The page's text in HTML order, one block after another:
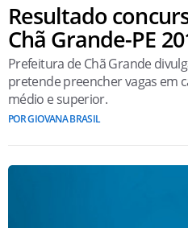
Resultado
Chã Grande-PE
Prefeitura de Chã Grande
pretende preencher vagas em
médio e superior.
POR GIOVANA BRASIL